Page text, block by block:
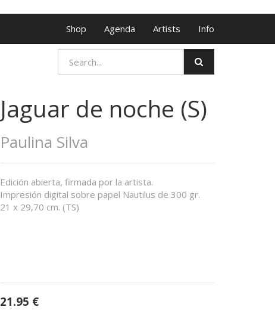
Shop Agenda Artists Info
Jaguar de noche (S)
Paulina Silva
Edición abierta, firmada por la artista.
Impresión digital sobre papel Nautilus de 300 gr.
21 x 29,70 cm. (TS)
21.95 €